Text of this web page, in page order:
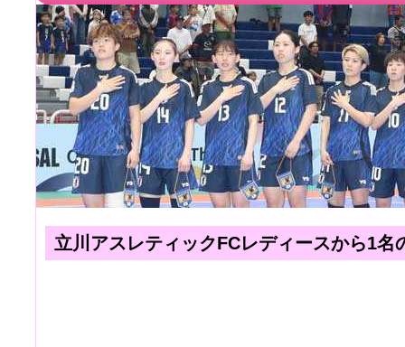
立川アスレティックFCレディースから1名